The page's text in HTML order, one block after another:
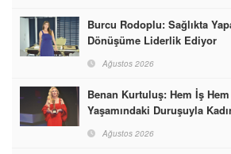
Burcu Rodoplu: Sağlıkta
Dönüşüme Liderlik Ediyor
Ağustos 2026
Benan Kurtuluş: Hem İş
Yaşamındaki Duruşuyla
Ağustos 2026